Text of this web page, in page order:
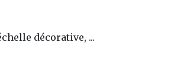
décorative, ...